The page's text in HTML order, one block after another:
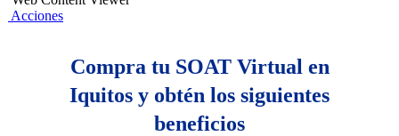
Acciones
Compra tu SOAT Virtual en
Iquitos y obtén los siguientes
beneficios